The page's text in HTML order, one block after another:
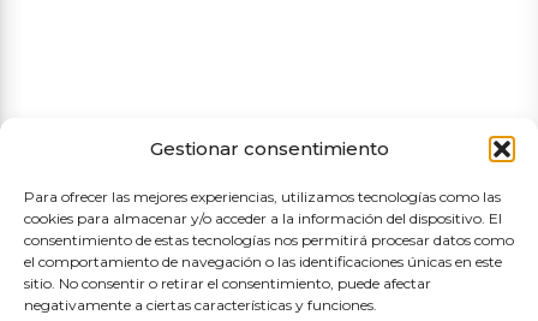
Gestionar consentimiento
Para ofrecer las mejores experiencias, utilizamos tecnologías como las
cookies para almacenar y/o acceder a la información del dispositivo. El
consentimiento de estas tecnologías nos permitirá procesar datos como
el comportamiento de navegación o las identificaciones únicas en este
sitio. No consentir o retirar el consentimiento, puede afectar
negativamente a ciertas características y funciones.